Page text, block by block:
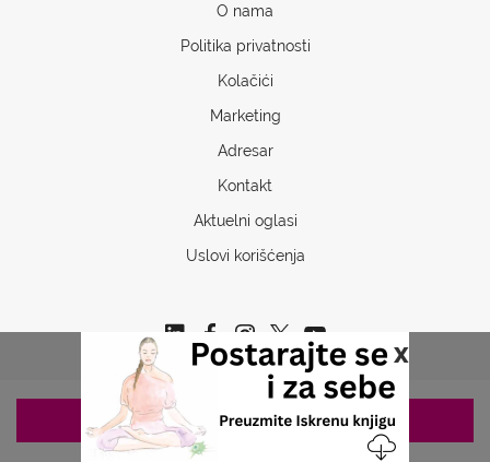
x
O nama
Politika privatnosti
Kolačići
Marketing
Adresar
Kontakt
Aktuelni oglasi
Uslovi korišćenja
Copyrights © 2026 Sva prava www.stetoskop.info
ZAKAZIVANJE 063/687-460